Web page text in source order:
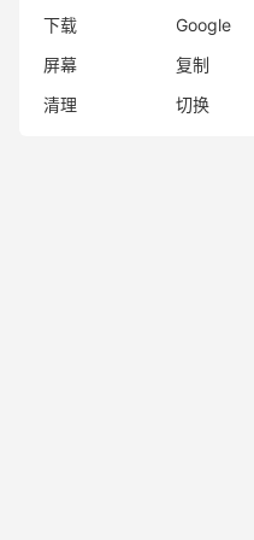
下载
Google
屏幕
复制
清理
切换